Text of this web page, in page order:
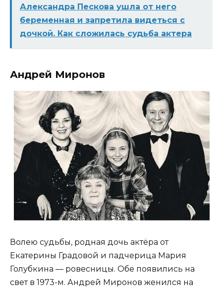
Александра Пескова ушла от него
беременная и запретила видеться с
дочкой. Как сложилась судьба актера
Андрей Миронов
Волею судьбы, родная дочь актёра от
Екатерины Градовой и падчерица Мария
Голубкина — ровесницы. Обе появились на
свет в 1973-м. Андрей Миронов женился на